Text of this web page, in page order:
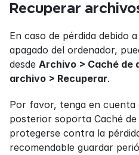
Recuperar
En caso de pérdida debido
apagado del ordenador,
desde Archivo > Caché de
archivo > Recuperar.
Por favor, tenga en cuenta
posterior soporta Caché
protegerse contra la
recomendable guardar